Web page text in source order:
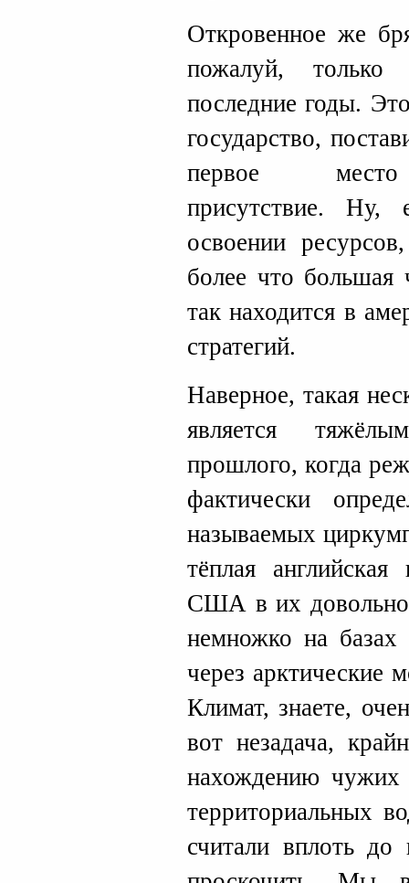
Откровенное же
пожалуй,
последние годы.
государство,
первое место
присутствие. Ну,
освоении
более что большая
так находится в
стратегий.
Наверное, такая
является
прошлого, когда
фактически
называемых
тёплая
США в их
немножко на
через арктические
Климат, знаете,
вот незадача,
нахождению чужих
территориальных
считали вплоть